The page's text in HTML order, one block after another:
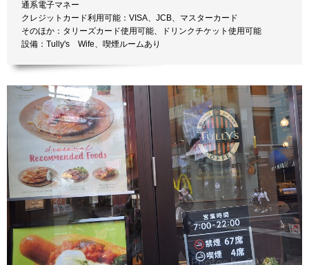
通系電子マネー
クレジットカード利用可能：VISA、JCB、マスターカード
そのほか：タリーズカード使用可能、ドリンクチケット使用可能
設備：Tully's Wife、喫煙ルームあり